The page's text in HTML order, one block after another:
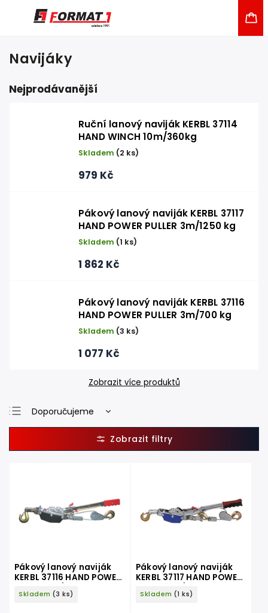
Navijáky
Nejprodávanější
Ruční lanový naviják KERBL 37114
HAND WINCH 10m/360kg
Skladem (2 ks)
979 Kč
Pákový lanový naviják KERBL 37117
HAND POWER PULLER 3m/1250 kg
Skladem (1 ks)
1 862 Kč
Pákový lanový naviják KERBL 37116
HAND POWER PULLER 3m/700 kg
Skladem (3 ks)
1 077 Kč
Zobrazit více produktů
Doporučujeme
Nejlevnější
Nejdražší
Pákový lanový naviják
KERBL 37116 HAND POWER
PULLER 3m/700 kg
Skladem (3 ks)
Pákový lanový naviják
KERBL 37117 HAND POWER
PULLER 3m/1250 kg
Skladem (1 ks)